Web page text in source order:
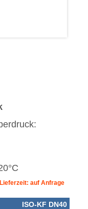
Lieferzeit: auf Anfrage
ISO-KF DN40